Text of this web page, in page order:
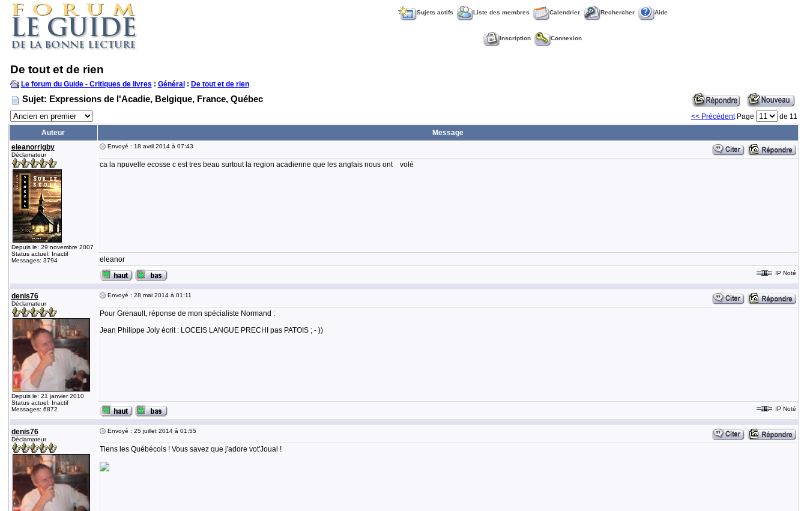
Sujets actifs Liste des membres Calendrier Rechercher Aide
Inscription Connexion
De tout et de rien
Le forum du Guide - Critiques de livres : Général : De tout et de rien
Sujet: Expressions de l'Acadie, Belgique, France, Québec
<< PrécédentPage
de 11
Auteur
Message
eleanorrigby
Déclamateur
Depuis le: 29 novembre 2007
Status actuel: Inactif
Messages: 3794
Envoyé : 18 avril 2014 à 07:43
ca la npuvelle ecosse c est tres beau surtout la region acadienne que les anglais nous ont volé
eleanor
IP Noté
denis76
Déclamateur
Depuis le: 21 janvier 2010
Status actuel: Inactif
Messages: 6872
Envoyé : 28 mai 2014 à 01:11
Pour Grenault, réponse de mon spécialiste Normand :
Jean Philippe Joly écrit : LOCEIS LANGUE PRECHI pas PATOIS ; - ))
IP Noté
denis76
Déclamateur
Envoyé : 25 juillet 2014 à 01:55
Tiens les Québécois ! Vous savez que j'adore vot'Joual !